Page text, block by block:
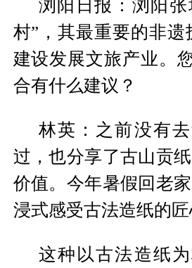
浏阳日报：浏阳
村”，其最重要的非
建设发展文旅产业。
合有什么建议？
林英：之前没有
过，也分享了古山贡
价值。今年暑假回老
浸式感受古法造纸的
这种以古法造纸